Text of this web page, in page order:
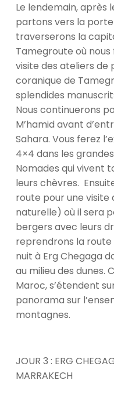
Le lendemain, après
partons vers la porte
traverserons la
Tamegroute où
visite des ateliers de
coranique de
splendides
Nous continuerons
M’hamid avant
Sahara. Vous ferez
4×4 dans les
Nomades qui vivent
leurs chèvres.
route pour une visite
naturelle) où il sera
bergers avec leurs
reprendrons la route
nuit à Erg Chegaga
au milieu des dunes.
Maroc, s’étendent
panorama sur
montagnes.
JOUR 3 : ERG
MARRAKECH